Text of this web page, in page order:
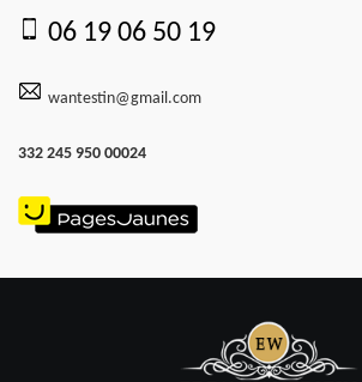
06 19 06 50 19
wantestin@gmail.com
332 245 950 00024